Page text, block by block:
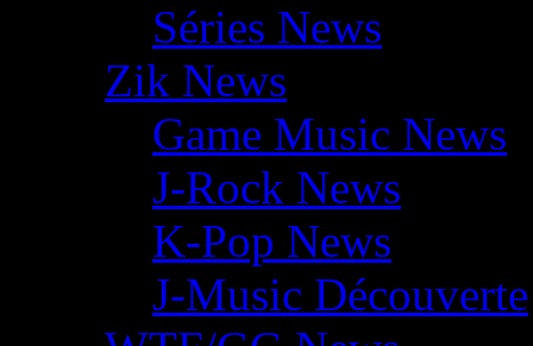
Séries News
Zik News
Game Music News
J-Rock News
K-Pop News
J-Music Découverte